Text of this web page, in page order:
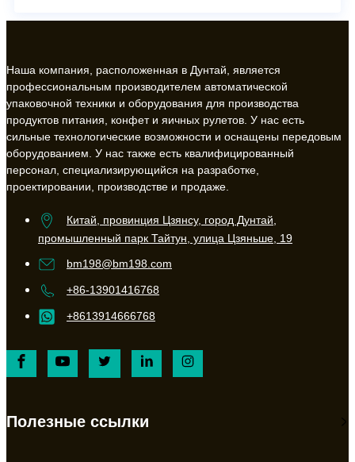
Наша компания, расположенная в Дунтай, является
профессиональным производителем автоматической
упаковочной техники и оборудования для производства
продуктов питания, конфет и яичных рулетов. У нас есть
сильные технологические возможности и оснащены передовым
оборудованием. У нас также есть квалифицированный
персонал, специализирующийся на разработке,
проектировании, производстве и продаже.
Китай, провинция Цзянсу, город Дунтай,
промышленный парк Тайтун, улица Цзяньше, 19
bm198@bm198.com
+86-13901416768
+8613914666768
Полезные ссылки